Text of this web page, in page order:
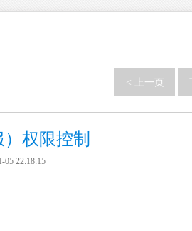
< 上一页
权限控制
22:18:15